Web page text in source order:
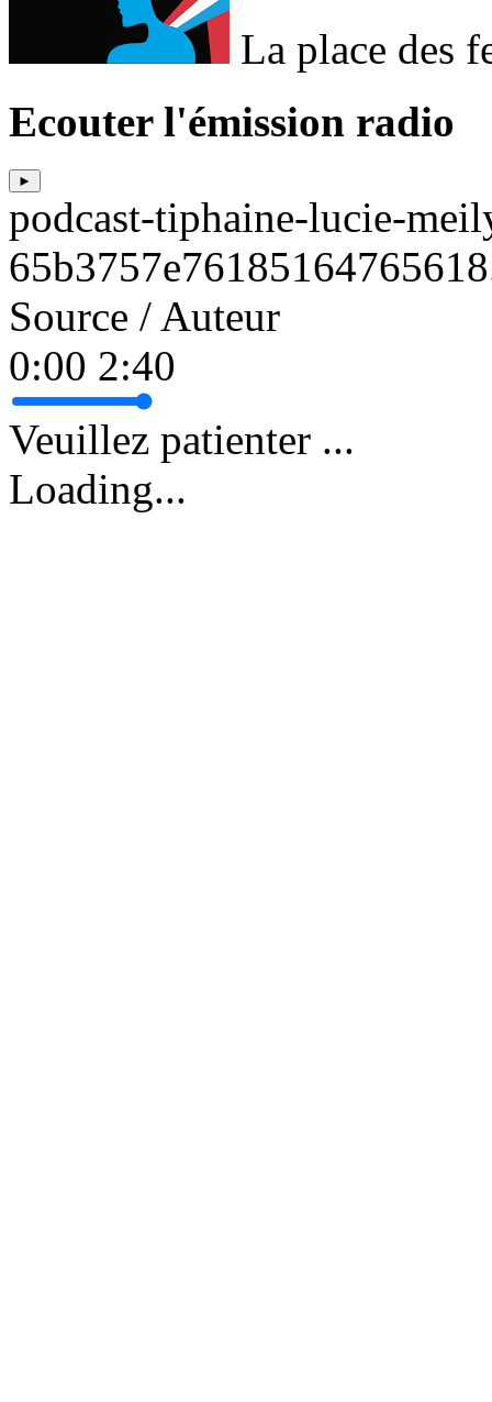
La place des
Ecouter l'émission radio
►
podcast-tiphaine-lucie-
Source / Auteur
0:00 2:40
Veuillez patienter ...
Loading...